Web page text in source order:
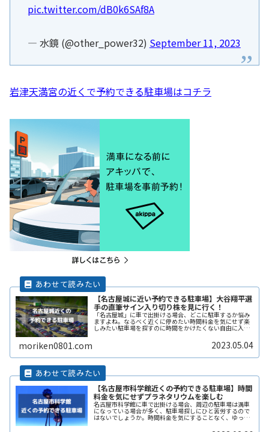
pic.twitter.com/dB0k6SAf8A
— 水鏡 (@other_power32) September 11, 2023
岩津天満宮の近くで予約できる駐車場はコチラ
【名古屋城に近い予約できる駐車場】大谷翔平選
手の直筆サイン入り切り株を見に行く！
「名古屋城」に車で出掛ける場合、どこに駐車するか悩み
ますよね。なるべく近くに停めたい時間料金を気にせず楽
しみたい駐車場を探すのに時間をかけたくない自由に入出
は、「名古屋城」付近でお得に駐車ReadMore...
moriken0801.com 2023.05.04
【名古屋市科学館近くの予約できる駐車場】時間
料金を気にせずプラネタリウムを楽しむ
名古屋市科学館に車で出掛ける場合、周辺の駐車場は満車
になっている場合が多く、駐車場探しにひと苦労するので
はないでしょうか。時間料金を気にすることなく、ゆっく
りプラネタリウムや、館内の展示イベントを楽しみたいで